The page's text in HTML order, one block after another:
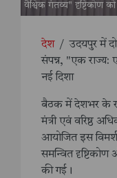
वैश्विक गंतव्य" दृष्टिकोण
देश / उदयपुर में
संपन्न, "एक राज्य:
नई दिशा
बैठक में देशभर के
मंत्री एवं वरिष्ठ
आयोजित इस विमर्श
समन्वित दृष्टिकोण
की गई।